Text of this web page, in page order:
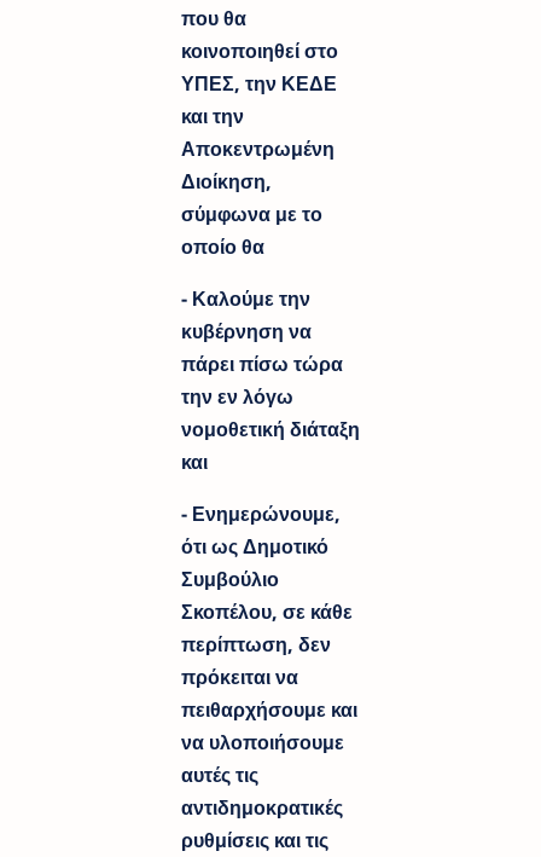
που θα
κοινοποιηθεί στο
ΥΠΕΣ, την ΚΕΔΕ
και την
Αποκεντρωμένη
Διοίκηση,
σύμφωνα με το
οποίο θα
- Καλούμε την
κυβέρνηση να
πάρει πίσω τώρα
την εν λόγω
νομοθετική διάταξη
και
- Ενημερώνουμε,
ότι ως Δημοτικό
Συμβούλιο
Σκοπέλου, σε κάθε
περίπτωση, δεν
πρόκειται να
πειθαρχήσουμε και
να υλοποιήσουμε
αυτές τις
αντιδημοκρατικές
ρυθμίσεις και τις